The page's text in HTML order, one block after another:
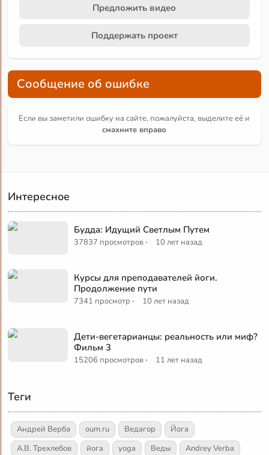
Предложить видео
Поддержать проект
Сообщение об ошибке
Если вы заметили ошибку на сайте, пожалуйста, выделите её и
смахните вправо
Интересное
Будда: Идущий Светлым Путем
37837 просмотров · 10 лет назад
Курсы для преподавателей йоги.
Продолжение пути
7341 просмотр · 10 лет назад
Дети-вегетарианцы: реальность или миф?
Фильм 3
15206 просмотров · 11 лет назад
Теги
Андрей Верба oum.ru Ведагор
Йога
А.В. Трехлебов
йога yoga Веды
Andrey Verba